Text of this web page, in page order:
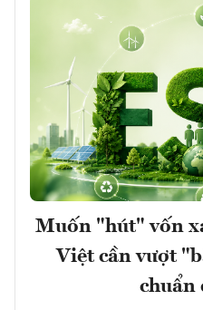
Muốn "hút" vốn
Việt cần vượt
chuẩn